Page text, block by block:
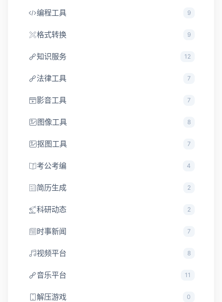
编程工具 9
格式转换 9
知识服务 12
法律工具 7
影音工具 7
图像工具 8
抠图工具 7
考公考编 4
简历生成 2
科研动态 2
时事新闻 7
视频平台 8
音乐平台 11
解压游戏 0